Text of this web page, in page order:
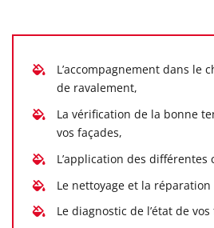
L’accompagnement dans le
de ravalement,
La vérification de la bonne
vos façades,
L’application des différentes
Le nettoyage et la réparation
Le diagnostic de l’état de vos